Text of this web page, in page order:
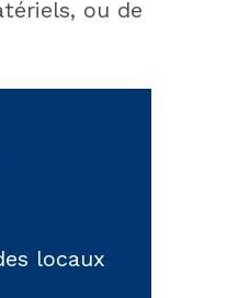
ou de
locaux